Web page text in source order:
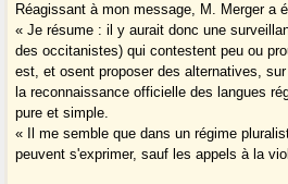
Réagissant à mon message, M. Merger a
« Je résume : il y aurait donc une
des occitanistes) qui contestent peu ou
est, et osent proposer des alternatives,
la reconnaissance officielle des langues
pure et simple.
« Il me semble que dans un régime
peuvent s'exprimer, sauf les appels à la